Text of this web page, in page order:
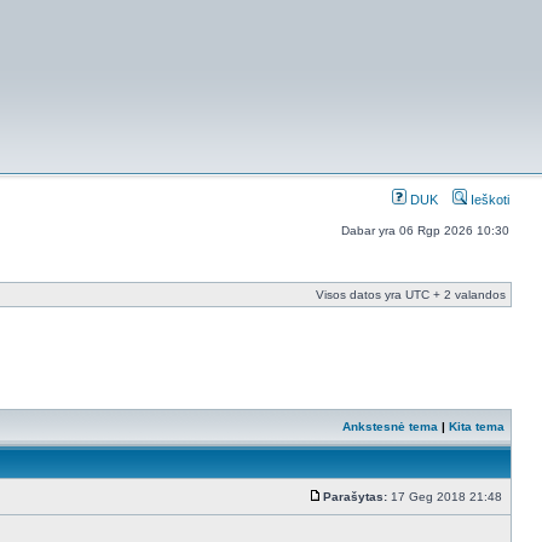
DUK Ieškoti
Dabar yra 06 Rgp 2026 10:30
Visos datos yra UTC + 2 valandos
Ankstesnė tema | Kita tema
Parašytas: 17 Geg 2018 21:48